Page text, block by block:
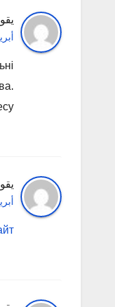
أبريل 3, 2026
أبريل 3, 2026